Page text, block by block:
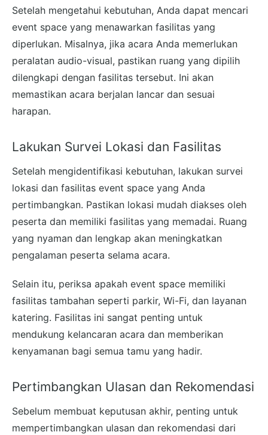
Setelah mengetahui kebutuhan, Anda dapat mencari
event space yang menawarkan fasilitas yang
diperlukan. Misalnya, jika acara Anda memerlukan
peralatan audio-visual, pastikan ruang yang dipilih
dilengkapi dengan fasilitas tersebut. Ini akan
memastikan acara berjalan lancar dan sesuai
harapan.
Lakukan Survei Lokasi dan Fasilitas
Setelah mengidentifikasi kebutuhan, lakukan survei
lokasi dan fasilitas event space yang Anda
pertimbangkan. Pastikan lokasi mudah diakses oleh
peserta dan memiliki fasilitas yang memadai. Ruang
yang nyaman dan lengkap akan meningkatkan
pengalaman peserta selama acara.
Selain itu, periksa apakah event space memiliki
fasilitas tambahan seperti parkir, Wi-Fi, dan layanan
katering. Fasilitas ini sangat penting untuk
mendukung kelancaran acara dan memberikan
kenyamanan bagi semua tamu yang hadir.
Pertimbangkan Ulasan dan Rekomendasi
Sebelum membuat keputusan akhir, penting untuk
mempertimbangkan ulasan dan rekomendasi dari